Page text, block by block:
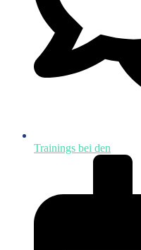
Trainings bei den